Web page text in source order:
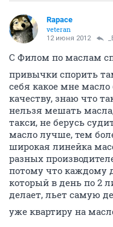
Rapace
veteran
12 июня 2012
С Филом по маслам
привычки спорить
себя какое мне
качеству, знаю что
нельзя мешать
такси, не берусь
масло лучше, тем
широкая линейка
разных
потому что каждому
который в день по 2
делает, льет самую
уже квартиру на